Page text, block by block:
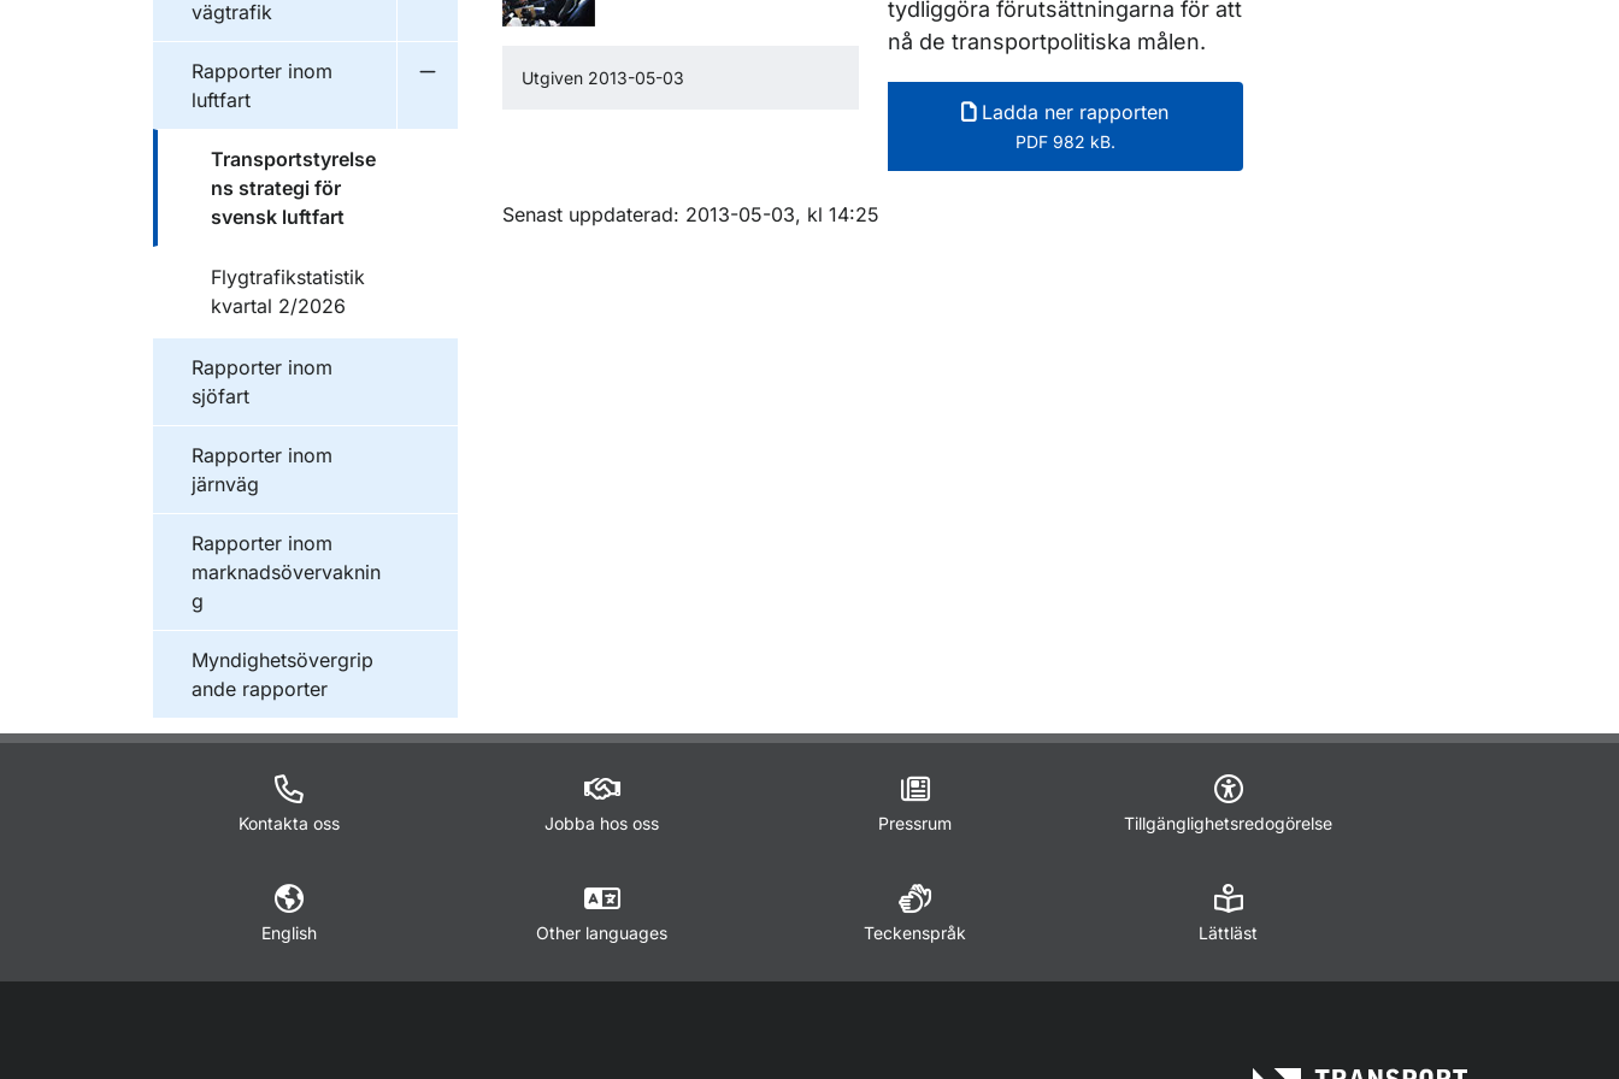
vägtrafik
Publikationer inom
Rapporter inom
luftfart
Undermeny för Rapporter inom luftfart
Publikationer inom
Transportstyrelse
ns strategi för
svensk luftfart
Publikationer inom
Flygtrafikstatistik
kvartal 2/2026
Publikationer inom
Rapporter inom
sjöfart
Publikationer inom
Rapporter inom
järnväg
Publikationer inom
Rapporter inom
marknadsövervaknin
g
Publikationer inom
Myndighetsövergrip
ande rapporter
Utgiven 2013-05-03
tydliggöra förutsättningarna för att
nå de transportpolitiska målen.
Ladda ner rapporten
PDF 982 kB.
Om sidan
Senast uppdaterad: 2013-05-03, kl 14:25
Kontakta oss Jobba hos oss Pressrum Tillgänglighetsredogörelse
English Other languages Teckenspråk Lättläst